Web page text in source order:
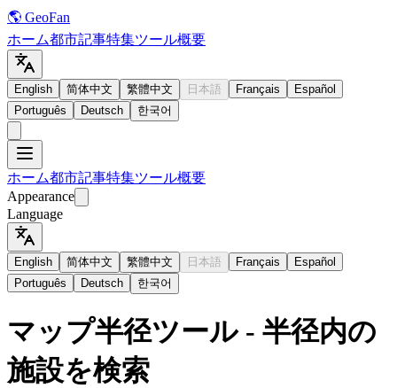
🌎 GeoFan
ホーム都市記事特集ツール概要
English 简体中文 繁體中文 日本語 Français
Español
Português
Deutsch 한국어
ホーム都市記事特集ツール概要
Appearance
Language
English 简体中文 繁體中文 日本語 Français
Español
Português
Deutsch 한국어
マップ半径ツール - 半径内の
施設を検索